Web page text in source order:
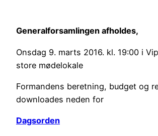
Generalforsamlingen afholdes,
Onsdag 9. marts 2016. kl. 19:00 i
store mødelokale
Formandens beretning, budget og
downloades neden for
Dagsorden